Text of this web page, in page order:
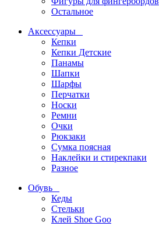
Остальное
Аксессуары
Кепки
Кепки Детские
Панамы
Шапки
Шарфы
Перчатки
Носки
Ремни
Очки
Рюкзаки
Сумка поясная
Наклейки и стирекпаки
Разное
Обувь
Кеды
Стельки
Клей Shoe Goo